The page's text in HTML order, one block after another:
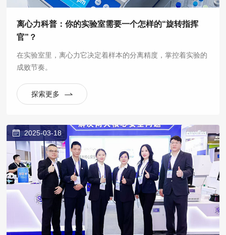
离心力科普：你的实验室需要一个怎样的“旋转指挥
官”？
在实验室里，离心力它决定着样本的分离精度，掌控着实验的
成败节奏。
探索更多
2025-03-18